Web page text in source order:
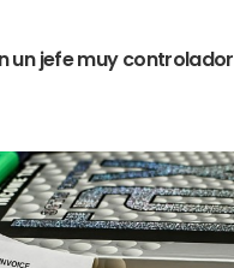
un jefe muy controlador